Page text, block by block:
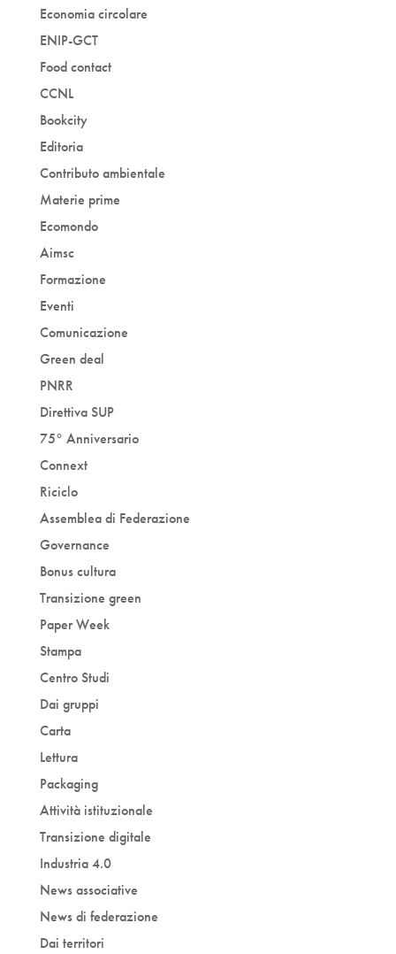
Economia circolare
ENIP-GCT
Food contact
CCNL
Bookcity
Editoria
Contributo ambientale
Materie prime
Ecomondo
Aimsc
Formazione
Eventi
Comunicazione
Green deal
PNRR
Direttiva SUP
75° Anniversario
Connext
Riciclo
Assemblea di Federazione
Governance
Bonus cultura
Transizione green
Paper Week
Stampa
Centro Studi
Dai gruppi
Carta
Lettura
Packaging
Attività istituzionale
Transizione digitale
Industria 4.0
News associative
News di federazione
Dai territori